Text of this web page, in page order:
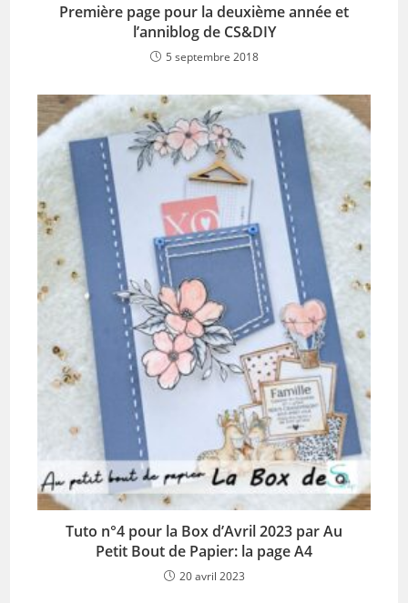
Première page pour la deuxième année et
l’anniblog de CS&DIY
5 septembre 2018
Tuto n°4 pour la Box d’Avril 2023 par Au
Petit Bout de Papier: la page A4
20 avril 2023